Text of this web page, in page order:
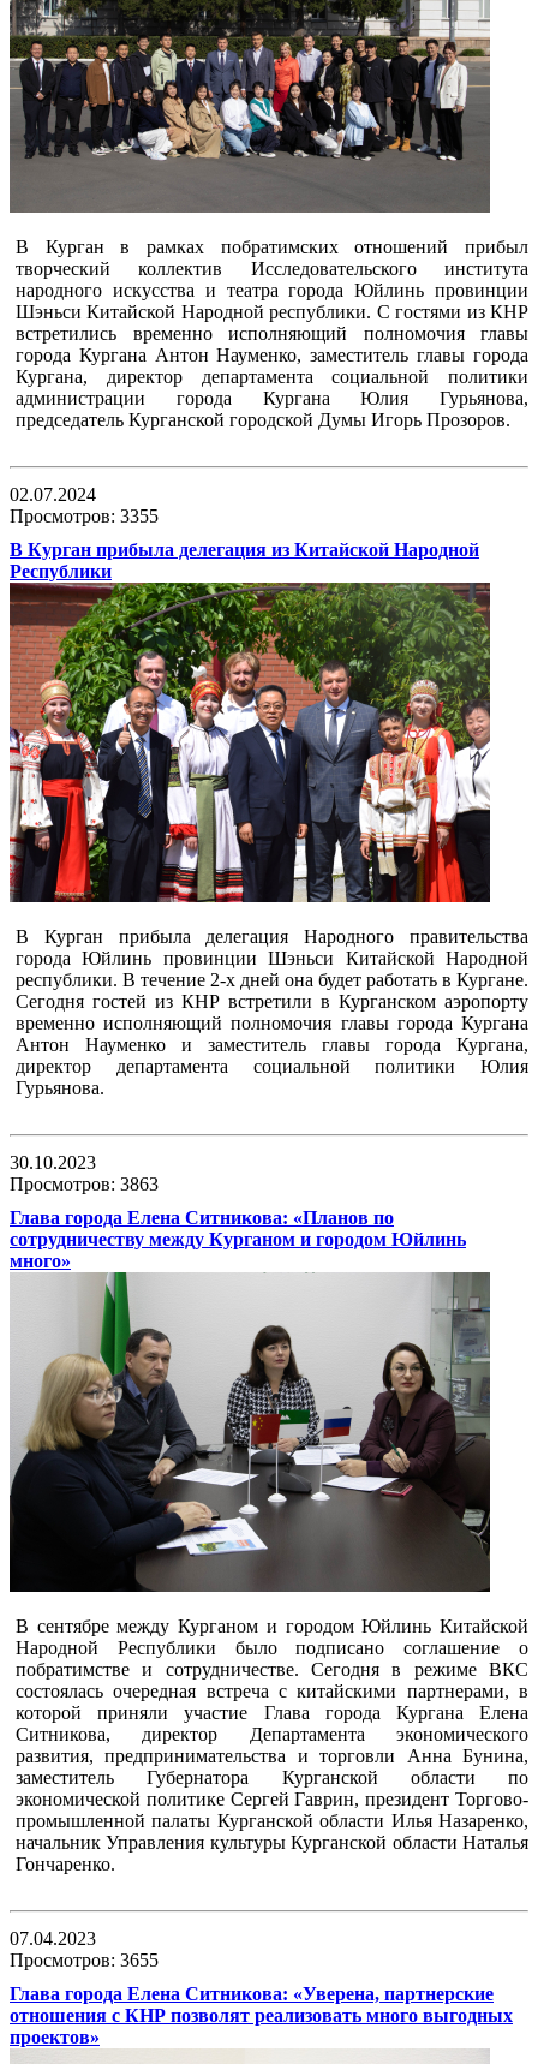
В Курган в рамках побратимских отношений прибыл
творческий коллектив Исследовательского института
народного искусства и театра города Юйлинь провинции
Шэньси Китайской Народной республики. С гостями из КНР
встретились временно исполняющий полномочия главы
города Кургана Антон Науменко, заместитель главы города
Кургана, директор департамента социальной политики
администрации города Кургана Юлия Гурьянова,
председатель Курганской городской Думы Игорь Прозоров.
02.07.2024
Просмотров: 3355
В Курган прибыла делегация из Китайской Народной
Республики
В Курган прибыла делегация Народного правительства
города Юйлинь провинции Шэньси Китайской Народной
республики. В течение 2-х дней она будет работать в Кургане.
Сегодня гостей из КНР встретили в Курганском аэропорту
временно исполняющий полномочия главы города Кургана
Антон Науменко и заместитель главы города Кургана,
директор департамента социальной политики Юлия
Гурьянова.
30.10.2023
Просмотров: 3863
Глава города Елена Ситникова: «Планов по
сотрудничеству между Курганом и городом Юйлинь
много»
В сентябре между Курганом и городом Юйлинь Китайской
Народной Республики было подписано соглашение о
побратимстве и сотрудничестве. Сегодня в режиме ВКС
состоялась очередная встреча с китайскими партнерами, в
которой приняли участие Глава города Кургана Елена
Ситникова, директор Департамента экономического
развития, предпринимательства и торговли Анна Бунина,
заместитель Губернатора Курганской области по
экономической политике Сергей Гаврин, президент Торгово-
промышленной палаты Курганской области Илья Назаренко,
начальник Управления культуры Курганской области Наталья
Гончаренко.
07.04.2023
Просмотров: 3655
Глава города Елена Ситникова: «Уверена, партнерские
отношения с КНР позволят реализовать много выгодных
проектов»